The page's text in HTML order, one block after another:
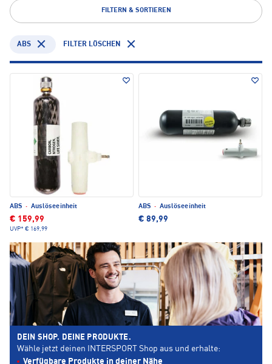
FILTERN & SORTIEREN
ABS FILTER LÖSCHEN
ABS · Auslöseeinheit
€ 159,99
UVP* € 169,99
ABS · Auslöseeinheit
€ 89,99
DEIN SHOP. DEINE PRODUKTE.
Wähle jetzt deinen INTERSPORT Shop aus und erhalte:
Verfügbare Produkte in deiner Nähe